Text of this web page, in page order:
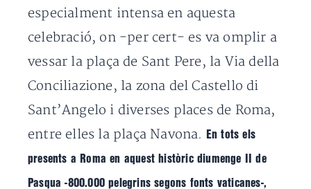
especialment intensa en aquesta
celebració, on -per cert- es va omplir a
vessar la plaça de Sant Pere, la Via della
Conciliazione, la zona del Castello di
Sant’Angelo i diverses places de Roma,
entre elles la plaça Navona.
En tots els
presents a Roma en aquest històric diumenge II de
Pasqua -800.000 pelegrins segons fonts vaticanes-,